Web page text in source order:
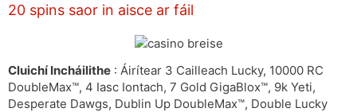
20 spins saor in aisce ar fáil
Cluichí Incháilithe : Áirítear 3 Cailleach Lucky, 10000 RC
DoubleMax™, 4 Iasc Iontach, 7 Gold GigaBlox™, 9k Yeti,
Desperate Dawgs, Dublin Up DoubleMax™, Double Lucky